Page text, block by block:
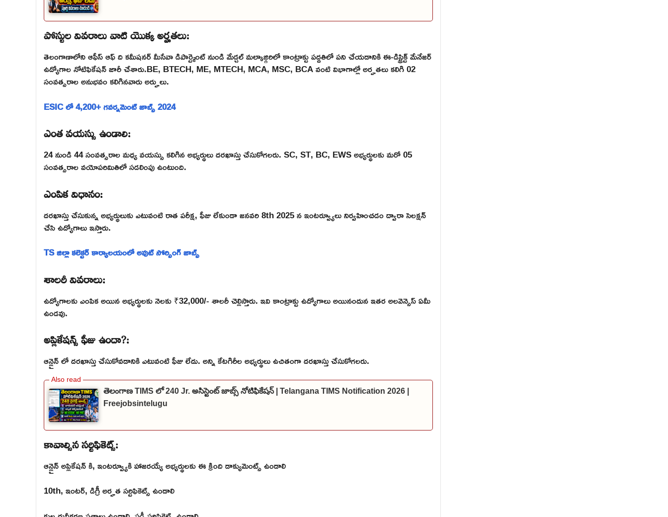
పోస్టుల వివరాలు వాటి యొక్క అర్హతలు:
తెలంగాణాలోని ఆఫీస్ ఆఫ్ ది కమీషనర్ మీసేవా డిపార్ట్మెంట్ నుండి మేడ్చల్ మల్కాజ్గిరిలో కాంట్రాక్టు పద్దతిలో పని చేయడానికి ఈ-డిస్ట్రిక్ట్ మేనేజర్
ఉద్యోగాల నోటిఫికేషన్ జారీ చేశారు.BE, BTECH, ME, MTECH, MCA, MSC, BCA వంటి విభాగాల్లో అర్హతలు కలిగి 02
సంవత్సరాల అనుభవం కలిగినవారు అర్హులు.
ESIC లో 4,200+ గవర్నమెంట్ జాబ్స్ 2024
ఎంత వయస్సు ఉండాలి:
24 నుండి 44 సంవత్సరాల మధ్య వయస్సు కలిగిన అభ్యర్థులు దరఖాస్తు చేసుకోగలరు. SC, ST, BC, EWS అభ్యర్థులకు మరో 05
సంవత్సరాల వయోపరిమితిలో సడలింపు ఉంటుంది.
ఎంపిక విధానం:
దరఖాస్తు చేసుకున్న అభ్యర్థులుకు ఎటువంటి రాత పరీక్ష, ఫీజు లేకుండా జనవరి 8th 2025 న ఇంటర్వ్యూలు నిర్వహించడం ద్వారా సెలక్షన్
చేసి ఉద్యోగాలు ఇస్తారు.
TS జిల్లా కలెక్టర్ కార్యాలయంలో అవుట్ సోర్సింగ్ జాబ్స్
శాలరీ వివరాలు:
ఉద్యోగాలకు ఎంపిక అయిన అభ్యర్థులకు నెలకు ₹32,000/- శాలరీ చెల్లిస్తారు. ఇవి కాంట్రాక్టు ఉద్యోగాలు అయినందున ఇతర అలవెన్సెస్ ఏమీ
ఉండవు.
అప్లికేషన్స్ ఫీజు ఉందా?:
ఆన్లైన్ లో దరఖాస్తు చేసుకోవడానికి ఎటువంటి ఫీజు లేదు. అన్ని కేటగిరీల అభ్యర్థులు ఉచితంగా దరఖాస్తు చేసుకోగలరు.
తెలంగాణ TIMS లో 240 Jr. అసిస్టెంట్ జాబ్స్ నోటిఫికేషన్ | Telangana TIMS Notification 2026 |
Freejobsintelugu
కావాల్సిన సర్టిఫికెట్స్:
ఆన్లైన్ అప్లికేషన్ కి, ఇంటర్వ్యూకి హాజరయ్యే అభ్యర్థులకు ఈ క్రింది డాక్యుమెంట్స్ ఉండాలి
10th, ఇంటర్, డిగ్రీ అర్హత సర్టిఫికెట్స్ ఉండాలి